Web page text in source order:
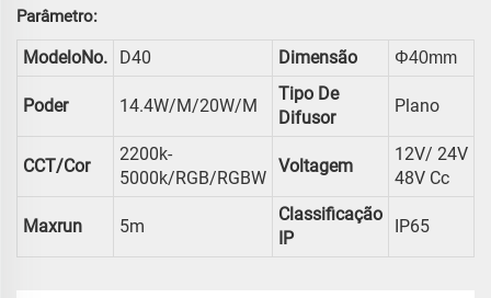
Parâmetro:
ModeloNo. D40 Dimensão Φ40mm
Poder 14.4W/m/20W/m
Tipo De
Difusor
Plano
CCT/Cor
2200k-
5000k/RGB/RGBW
Voltagem
12V/ 24V
48V Cc
Maxrun 5m
Classificação
IP
IP65